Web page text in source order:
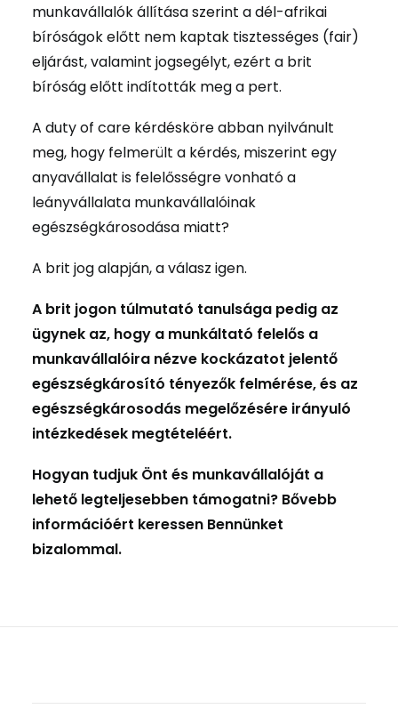
munkavállalók állítása szerint a dél-afrikai
bíróságok előtt nem kaptak tisztességes (fair)
eljárást, valamint jogsegélyt, ezért a brit
bíróság előtt indították meg a pert.
A duty of care kérdésköre abban nyilvánult
meg, hogy felmerült a kérdés, miszerint egy
anyavállalat is felelősségre vonható a
leányvállalata munkavállalóinak
egészségkárosodása miatt?
A brit jog alapján, a válasz igen.
A brit jogon túlmutató tanulsága pedig az
ügynek az, hogy a munkáltató felelős a
munkavállalóira nézve kockázatot jelentő
egészségkárosító tényezők felmérése, és az
egészségkárosodás megelőzésére irányuló
intézkedések megtételéért.
Hogyan tudjuk Önt és munkavállalóját a
lehető legteljesebben támogatni? Bővebb
információért keressen Bennünket
bizalommal.